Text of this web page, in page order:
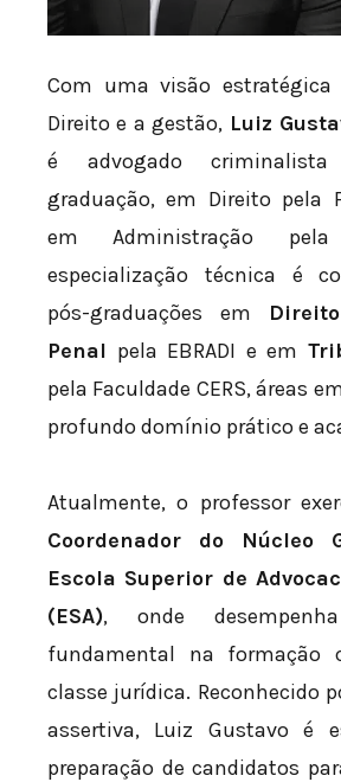
Com uma visão
Direito e a gestão, Luiz
é advogado
graduação, em Direito pela
em Administração
especialização técnica é
pós-graduações em
Penal pela EBRADI e em
pela Faculdade CERS, áreas
profundo domínio prático e
Atualmente, o professor
Coordenador do Núcleo
Escola Superior de
(ESA), onde
fundamental na formação
classe jurídica. Reconhecido
assertiva, Luiz Gustavo é
preparação de candidatos